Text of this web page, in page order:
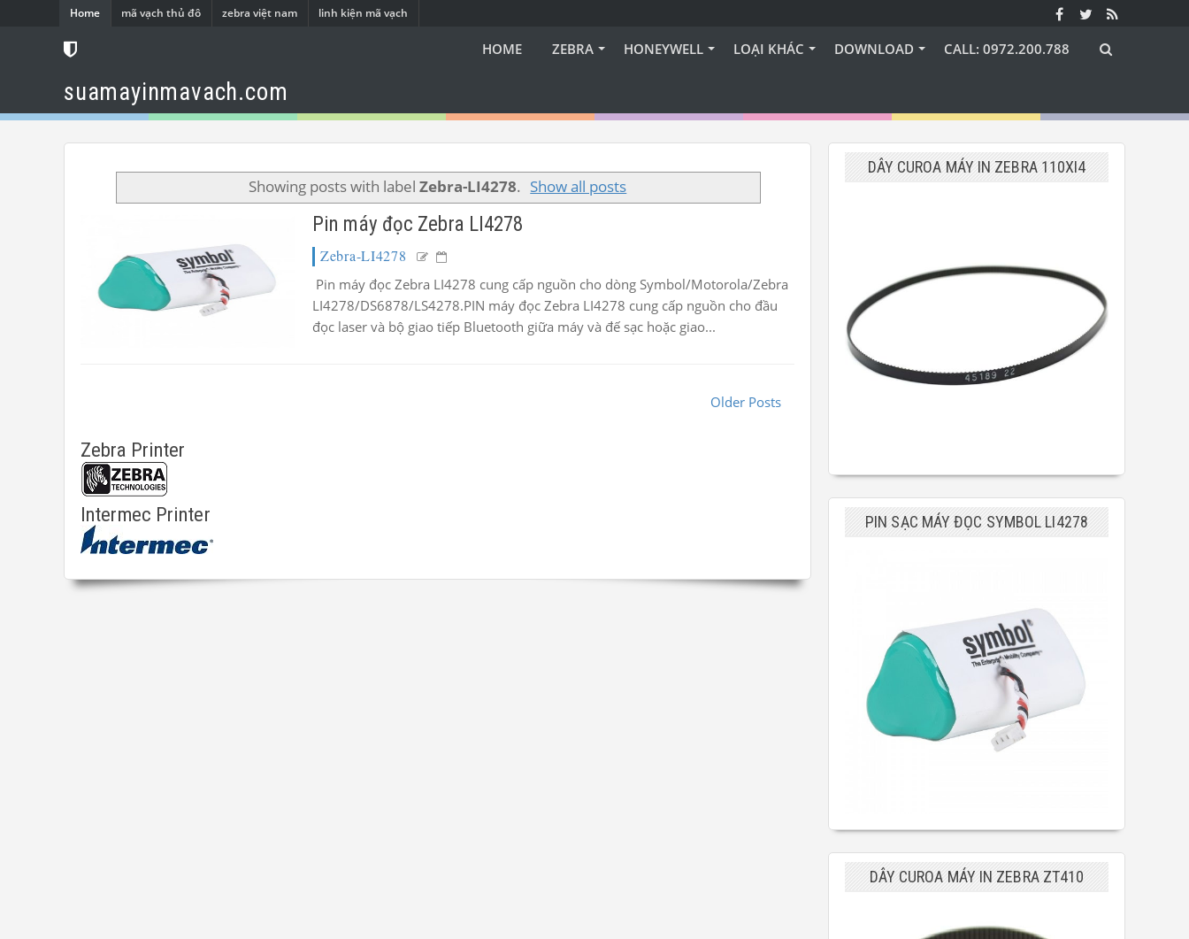
Home mã vạch thủ đô zebra việt nam linh kiện mã vạch
suamayinmavach.com
HOME ZEBRA HONEYWELL LOẠI KHÁC DOWNLOAD CALL: 0972.200.788
Showing posts with label Zebra-LI4278. Show all posts
Pin máy đọc Zebra LI4278
Zebra-LI4278
Pin máy đọc Zebra LI4278 cung cấp nguồn cho dòng Symbol/Motorola/Zebra
LI4278/DS6878/LS4278.PIN máy đọc Zebra LI4278 cung cấp nguồn cho đầu
đọc laser và bộ giao tiếp Bluetooth giữa máy và đế sạc hoặc giao...
Older Posts
Zebra Printer
Intermec Printer
DÂY CUROA MÁY IN ZEBRA 110XI4
PIN SẠC MÁY ĐỌC SYMBOL LI4278
DÂY CUROA MÁY IN ZEBRA ZT410